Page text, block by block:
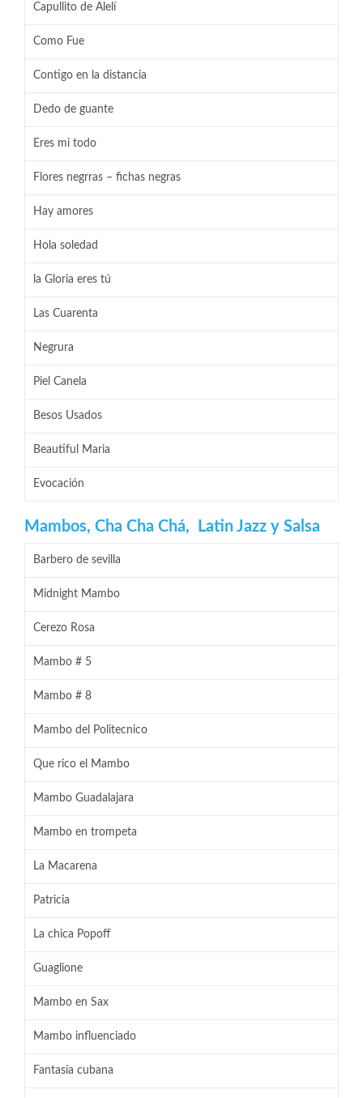
Capullito de Alelí
Como Fue
Contigo en la distancia
Dedo de guante
Eres mi todo
Flores negrras – fichas negras
Hay amores
Hola soledad
la Gloria eres tú
Las Cuarenta
Negrura
Piel Canela
Besos Usados
Beautiful Maria
Evocación
Mambos, Cha Cha Chá, Latin Jazz y Salsa
Barbero de sevilla
Midnight Mambo
Cerezo Rosa
Mambo # 5
Mambo # 8
Mambo del Politecnico
Que rico el Mambo
Mambo Guadalajara
Mambo en trompeta
La Macarena
Patricia
La chica Popoff
Guaglione
Mambo en Sax
Mambo influenciado
Fantasía cubana